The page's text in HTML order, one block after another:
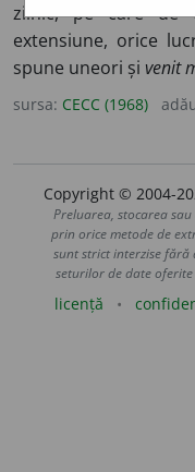
zilnic, pe care de
extensiune, orice
spune uneori și venit
sursa: CECC (1968)
Copyright © 2004-
Preluarea, stocarea
prin orice metode de
sunt strict interzise fără
seturilor de date
licență